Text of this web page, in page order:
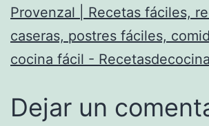
Provenzal | Recetas fáciles,
caseras, postres fáciles,
cocina fácil -
Dejar un